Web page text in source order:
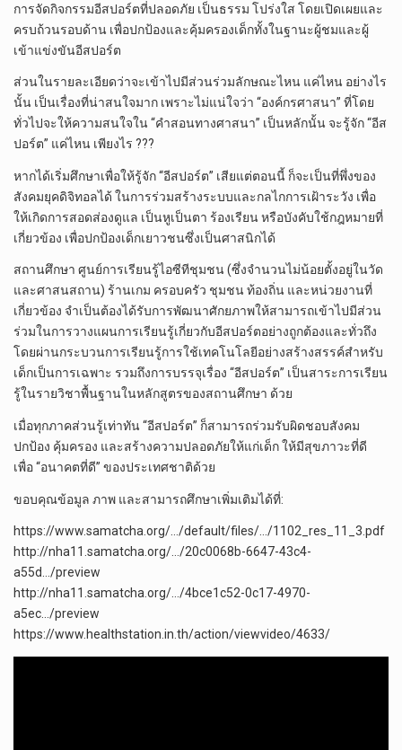
การจัดกิจกรรมอีสปอร์ตที่ปลอดภัย เป็นธรรม โปร่งใส โดยเปิดเผยและ
ครบถ้วนรอบด้าน เพื่อปกป้องและคุ้มครองเด็กทั้งในฐานะผู้ชมและผู้
เข้าแข่งขันอีสปอร์ต
ส่วนในรายละเอียดว่าจะเข้าไปมีส่วนร่วมลักษณะไหน แค่ไหน อย่างไร
นั้น เป็นเรื่องที่น่าสนใจมาก เพราะไม่แน่ใจว่า “องค์กรศาสนา” ที่โดย
ทั่วไปจะให้ความสนใจใน “คำสอนทางศาสนา” เป็นหลักนั้น จะรู้จัก “อีส
ปอร์ต” แค่ไหน เพียงไร ???
หากได้เริ่มศึกษาเพื่อให้รู้จัก “อีสปอร์ต” เสียแต่ตอนนี้ ก็จะเป็นที่พึ่งของ
สังคมยุคดิจิทอลได้ ในการร่วมสร้างระบบและกลไกการเฝ้าระวัง เพื่อ
ให้เกิดการสอดส่องดูแล เป็นหูเป็นตา ร้องเรียน หรือบังคับใช้กฎหมายที่
เกี่ยวข้อง เพื่อปกป้องเด็กเยาวชนซึ่งเป็นศาสนิกได้
สถานศึกษา ศูนย์การเรียนรู้ไอซีทีชุมชน (ซึ่งจำนวนไม่น้อยตั้งอยู่ในวัด
และศาสนสถาน) ร้านเกม ครอบครัว ชุมชน ท้องถิ่น และหน่วยงานที่
เกี่ยวข้อง จำเป็นต้องได้รับการพัฒนาศักยภาพให้สามารถเข้าไปมีส่วน
ร่วมในการวางแผนการเรียนรู้เกี่ยวกับอีสปอร์ตอย่างถูกต้องและทั่วถึง
โดยผ่านกระบวนการเรียนรู้การใช้เทคโนโลยีอย่างสร้างสรรค์สำหรับ
เด็กเป็นการเฉพาะ รวมถึงการบรรจุเรื่อง “อีสปอร์ต” เป็นสาระการเรียน
รู้ในรายวิชาพื้นฐานในหลักสูตรของสถานศึกษา ด้วย
เมื่อทุกภาคส่วนรู้เท่าทัน “อีสปอร์ต” ก็สามารถร่วมรับผิดชอบสังคม
ปกป้อง คุ้มครอง และสร้างความปลอดภัยให้แก่เด็ก ให้มีสุขภาวะที่ดี
เพื่อ “อนาคตที่ดี” ของประเทศชาติด้วย
ขอบคุณข้อมูล ภาพ และสามารถศึกษาเพิ่มเติมได้ที่:
https://www.samatcha.org/…/default/files/…/1102_res_11_3.pdf
http://nha11.samatcha.org/…/20c0068b-6647-43c4-
a55d…/preview
http://nha11.samatcha.org/…/4bce1c52-0c17-4970-
a5ec…/preview
https://www.healthstation.in.th/action/viewvideo/4633/